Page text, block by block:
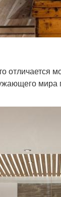
отличается